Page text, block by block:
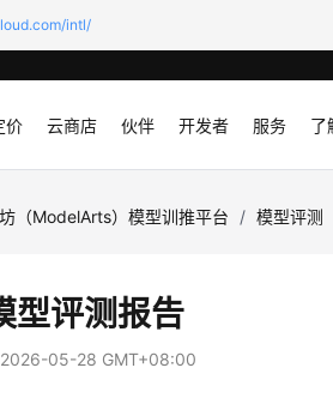
intl/
价 云商店 伙伴 开发者 服务 了
（ModelArts）模型训推平台 / 模型评测
型评测报告
2026-05-28 GMT+08:00